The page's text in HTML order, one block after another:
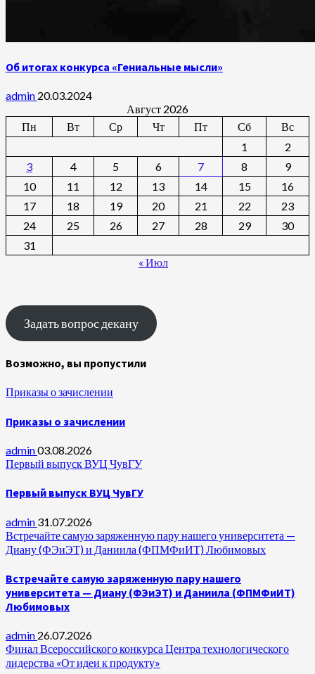
Об итогах конкурса «Гениальные мысли»
admin 20.03.2024
Август 2026
Пн
Вт Ср Чт Пт Сб
Вс
1
2
3
4 5 6 7 8
9
10
11 12 13 14 15
16
17
18 19 20 21 22
23
24
25 26 27 28 29
30
31
« Июл
Задать вопрос декану
Возможно, вы пропустили
Приказы о зачислении
Приказы о зачислении
admin03.08.2026
Первый выпуск ВУЦ ЧувГУ
Первый выпуск ВУЦ ЧувГУ
admin 31.07.2026
Встречайте самую заряженную пару нашего университета —
Диану (ФЭиЭТ) и Даниила (ФПМФиИТ) Любимовых
Встречайте самую заряженную пару нашего
университета — Диану (ФЭиЭТ) и Даниила (ФПМФиИТ)
Любимовых
admin 26.07.2026
Финал Всероссийского конкурса Центра технологического
лидерства «От идеи к продукту»